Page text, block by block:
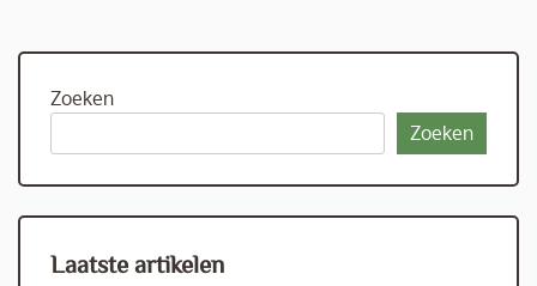
Zoeken
Zoeken
Laatste artikelen